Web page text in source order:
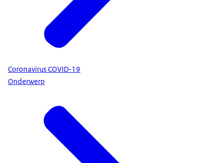
Coronavirus COVID-19
Onderwerp